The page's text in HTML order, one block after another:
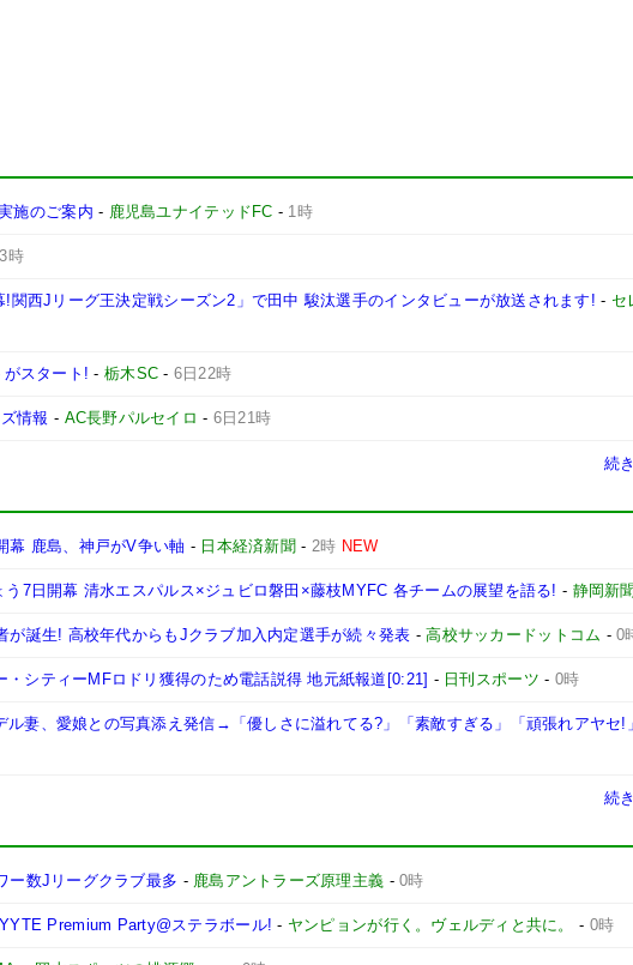
施のご案内 - 鹿児島ユナイテッドFC - 1時
時
関西Jリーグ王決定戦シーズン2」で田中 駿汰選手のインタビューが放送されます! - セ
スタート! -栃木SC - 6日22時
情報 - AC長野パルセイロ - 6日21時
続
幕 鹿島、神戸がV争い軸 - 日本経済新聞 - 2時 NEW
う7日開幕 清水エスパルス×ジュビロ磐田×藤枝MYFC 各チームの展望を語る! - 静岡新聞
が誕生! 高校年代からもJクラブ加入内定選手が続々発表 -高校サッカードットコム -0
シティーMFロドリ獲得のため電話説得 地元紙報道[0:21] - 日刊スポーツ - 0時
ル妻、愛娘との写真添え発信→「優しさに溢れてる?」「素敵すぎる」「頑張れアヤセ!
続
ー数Jリーグクラブ最多 - 鹿島アントラーズ原理主義 -0時
Premium Party@ステラボール! - ヤンピョンが行く。ヴェルディと共に。 - 0時